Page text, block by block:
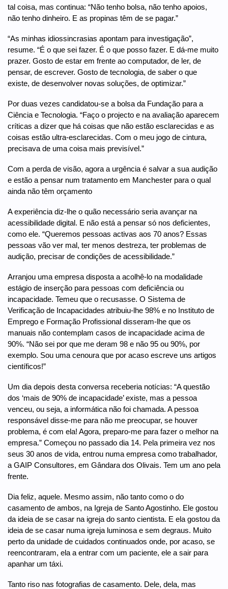
tal coisa, mas continua: “Não tenho bolsa, não tenho apoios,
não tenho dinheiro. E as propinas têm de se pagar.”
“As minhas idiossincrasias apontam para investigação”,
resume. “É o que sei fazer. É o que posso fazer. E dá-me muito
prazer. Gosto de estar em frente ao computador, de ler, de
pensar, de escrever. Gosto de tecnologia, de saber o que
existe, de desenvolver novas soluções, de optimizar.”
Por duas vezes candidatou-se a bolsa da Fundação para a
Ciência e Tecnologia. “Faço o projecto e na avaliação aparecem
críticas a dizer que há coisas que não estão esclarecidas e as
coisas estão ultra-esclarecidas. Com o meu jogo de cintura,
precisava de uma coisa mais previsível.”
Com a perda de visão, agora a urgência é salvar a sua audição
e estão a pensar num tratamento em Manchester para o qual
ainda não têm orçamento
A experiência diz-lhe o quão necessário seria avançar na
acessibilidade digital. E não está a pensar só nos deficientes,
como ele. “Queremos pessoas activas aos 70 anos? Essas
pessoas vão ver mal, ter menos destreza, ter problemas de
audição, precisar de condições de acessibilidade.”
Arranjou uma empresa disposta a acolhê-lo na modalidade
estágio de inserção para pessoas com deficiência ou
incapacidade. Temeu que o recusasse. O Sistema de
Verificação de Incapacidades atribuiu-lhe 98% e no Instituto de
Emprego e Formação Profissional disseram-lhe que os
manuais não contemplam casos de incapacidade acima de
90%. “Não sei por que me deram 98 e não 95 ou 90%, por
exemplo. Sou uma cenoura que por acaso escreve uns artigos
científicos!”
Um dia depois desta conversa receberia notícias: “A questão
dos ‘mais de 90% de incapacidade’ existe, mas a pessoa
venceu, ou seja, a informática não foi chamada. A pessoa
responsável disse-me para não me preocupar, se houver
problema, é com ela! Agora, preparo-me para fazer o melhor na
empresa.” Começou no passado dia 14. Pela primeira vez nos
seus 30 anos de vida, entrou numa empresa como trabalhador,
a GAIP Consultores, em Gândara dos Olivais. Tem um ano pela
frente.
Dia feliz, aquele. Mesmo assim, não tanto como o do
casamento de ambos, na Igreja de Santo Agostinho. Ele gostou
da ideia de se casar na igreja do santo cientista. E ela gostou da
ideia de se casar numa igreja luminosa e sem degraus. Muito
perto da unidade de cuidados continuados onde, por acaso, se
reencontraram, ela a entrar com um paciente, ele a sair para
apanhar um táxi.
Tanto riso nas fotografias de casamento. Dele, dela, mas